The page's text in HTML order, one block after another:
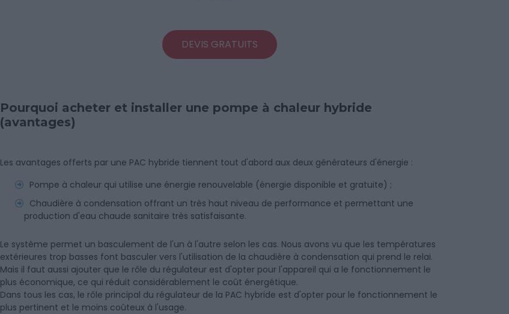
DEVIS GRATUITS
Pourquoi acheter et installer une pompe à chaleur hybride
(avantages)
Les avantages offerts par une PAC hybride tiennent tout d'abord aux deux générateurs d'énergie :
Pompe à chaleur qui utilise une énergie renouvelable (énergie disponible et gratuite) ;
Chaudière à condensation offrant un très haut niveau de performance et permettant une
production d'eau chaude sanitaire très satisfaisante.
Le système permet un basculement de l'un à l'autre selon les cas. Nous avons vu que les températures
extérieures trop basses font basculer vers l'utilisation de la chaudière à condensation qui prend le relai.
Mais il faut aussi ajouter que le rôle du régulateur est d'opter pour l'appareil qui a le fonctionnement le
plus économique, ce qui réduit considérablement le coût énergétique.
Dans tous les cas, le rôle principal du régulateur de la PAC hybride est d'opter pour le fonctionnement le
plus pertinent et le moins coûteux à l'usage.